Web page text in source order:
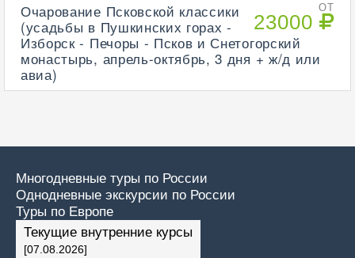
ОТ
23000
Очарование Псковской классики
(усадьбы в Пушкинских горах -
Изборск - Печоры - Псков и Снетогорский
монастырь, апрель-октябрь, 3 дня + ж/д или
авиа)
Многодневные туры по России
Однодневные экскурсии по России
Туры по Европе
Текущие внутренние курсы
[07.08.2026]